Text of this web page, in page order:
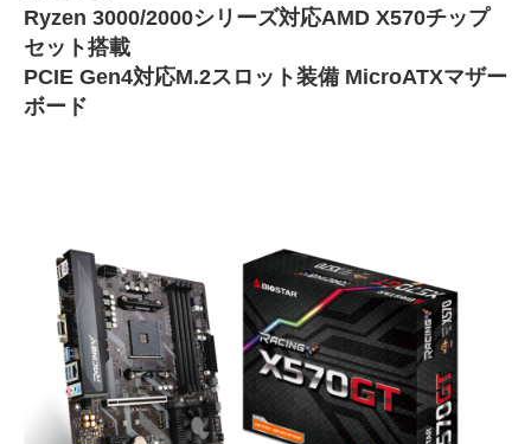
Ryzen 3000/2000シリーズ対応AMD X570チップ
セット搭載
PCIE Gen4対応M.2スロット装備 MicroATXマザー
ボード